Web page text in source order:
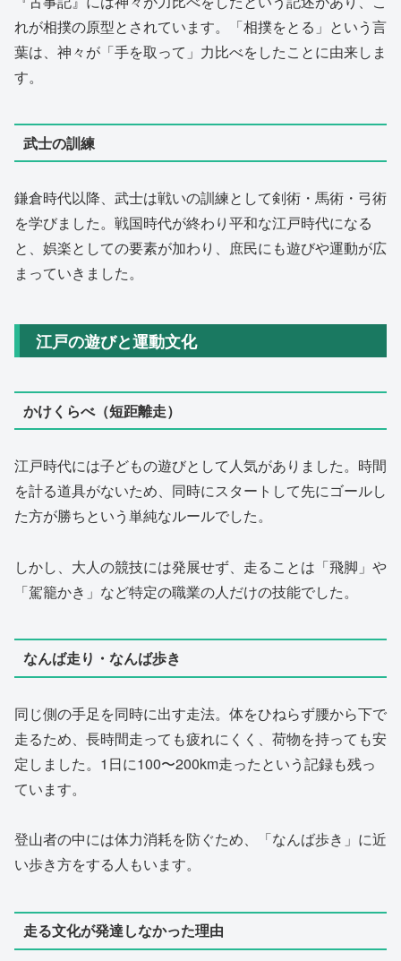
れが相撲の原型とされています。「相撲をとる」という言
葉は、神々が「手を取って」力比べをしたことに由来しま
す。
武士の訓練
鎌倉時代以降、武士は戦いの訓練として剣術・馬術・弓術
を学びました。戦国時代が終わり平和な江戸時代になる
と、娯楽としての要素が加わり、庶民にも遊びや運動が広
まっていきました。
江戸の遊びと運動文化
かけくらべ（短距離走）
江戸時代には子どもの遊びとして人気がありました。時間
を計る道具がないため、同時にスタートして先にゴールし
た方が勝ちという単純なルールでした。
しかし、大人の競技には発展せず、走ることは「飛脚」や
「駕籠かき」など特定の職業の人だけの技能でした。
なんば走り・なんば歩き
同じ側の手足を同時に出す走法。体をひねらず腰から下で
走るため、長時間走っても疲れにくく、荷物を持っても安
定しました。1日に100〜200km走ったという記録も残っ
ています。
登山者の中には体力消耗を防ぐため、「なんば歩き」に近
い歩き方をする人もいます。
走る文化が発達しなかった理由